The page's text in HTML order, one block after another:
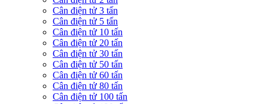
Cân điện tử 3 tấn
Cân điện tử 5 tấn
Cân điện tử 10 tấn
Cân điện tử 20 tấn
Cân điện tử 30 tấn
Cân điện tử 50 tấn
Cân điện tử 60 tấn
Cân điện tử 80 tấn
Cân điện tử 100 tấn